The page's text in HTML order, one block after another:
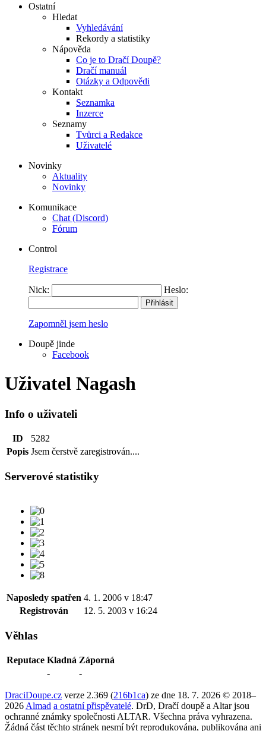
Ostatní
Hledat
Vyhledávání
Rekordy a statistiky
Nápověda
Co je to Dračí Doupě?
Dračí manuál
Otázky a Odpovědi
Kontakt
Seznamka
Inzerce
Seznamy
Tvůrci a Redakce
Uživatelé
Novinky
Aktuality
Novinky
Komunikace
Chat (Discord)
Fórum
Control
Registrace
Nick: Heslo:
Zapomněl jsem heslo
Doupě jinde
Facebook
Uživatel Nagash
Info o uživateli
ID
5282
Popis Jsem čerstvě zaregistrován....
Serverové statistiky
Naposledy spatřen 4. 1. 2006 v 18:47
Registrován
12. 5. 2003 v 16:24
Věhlas
Reputace Kladná Záporná
-
-
DraciDoupe.cz verze 2.369 (216b1ca) ze dne 18. 7. 2026 © 2018–
2026 Almad a ostatní přispěvatelé. DrD, Dračí doupě a Altar jsou
ochranné známky společnosti ALTAR. Všechna práva vyhrazena.
Žádná část těchto stránek nesmí být reprodukována, publikována ani